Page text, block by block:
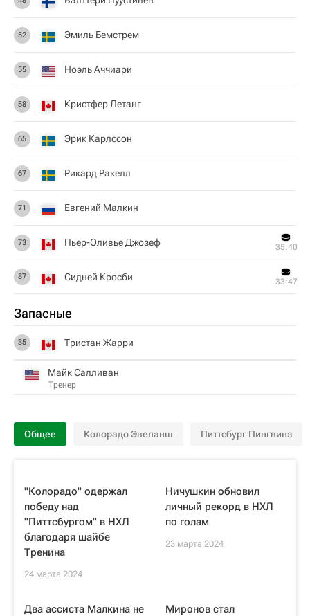
52 Эмиль Бемстрем
55 Ноэль Аччиари
58 Кристфер Летанг
65 Эрик Карлссон
67 Рикард Ракелл
71 Евгений Малкин
73 Пьер-Оливье Джозеф 35:40
87 Сидней Кросби 33:47
Запасные
35 Тристан Жарри
Майк Салливан
Тренер
Общее Колорадо Эвеланш Питтсбург Пингвинз
"Колорадо" одержал
победу над
"Питтсбургом" в НХЛ
благодаря шайбе
Тренина
24 марта 2024
Ничушкин обновил
личный рекорд в НХЛ
по голам
23 марта 2024
Два ассиста Малкина не
Миронов стал